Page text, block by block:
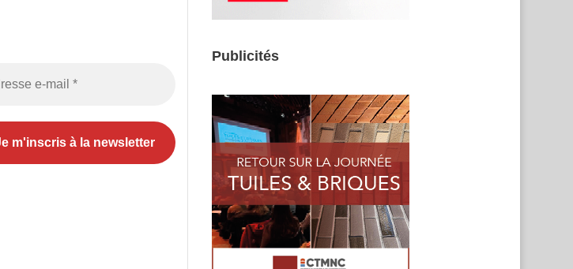
Publicités